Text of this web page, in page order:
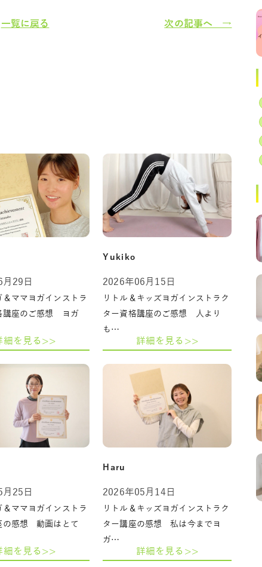
一覧に戻る 次の記事へ →
29日
＆ママヨガインストラ
講座のご感想 ヨガ
細を見る>>
Yukiko
2026年06月15日
リトル＆キッズヨガインストラク
ター資格講座のご感想 人より
も…
詳細を見る>>
25日
＆ママヨガインストラ
の感想 動画はとて
細を見る>>
Haru
2026年05月14日
リトル＆キッズヨガインストラク
ター講座の感想 私は今までヨ
ガ…
詳細を見る>>